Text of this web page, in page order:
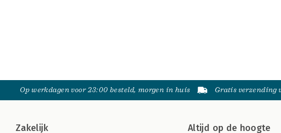
Op werkdagen voor 23:00 besteld, morgen in huis Gratis verzending
Zakelijk Altijd op de hoogte